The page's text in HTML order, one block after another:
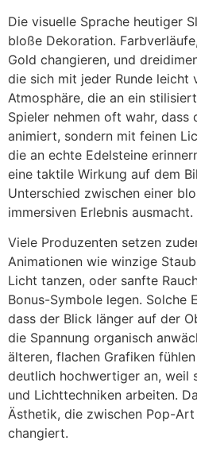
Die visuelle Sprache heutiger
bloße Dekoration.
Gold changieren, und
die sich mit jeder Runde leicht
Atmosphäre, die an ein
Spieler nehmen oft wahr, dass
animiert, sondern mit feinen
die an echte Edelsteine
eine taktile Wirkung auf dem
Unterschied zwischen einer
immersiven Erlebnis ausmacht.
Viele Produzenten setzen
Animationen wie winzige
Licht tanzen, oder sanfte
Bonus-Symbole legen. Solche
dass der Blick länger auf der
die Spannung organisch
älteren, flachen Grafiken
deutlich hochwertiger an, weil
und Lichttechniken arbeiten.
Ästhetik, die zwischen Pop-
changiert.